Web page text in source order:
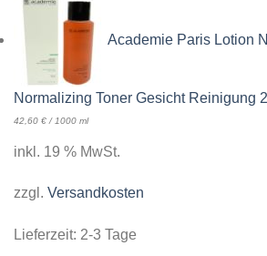
Academie Paris Lotion
Normalizing Toner Gesicht Reinigung
42,60 € / 1000 ml
inkl. 19 % MwSt.
zzgl. Versandkosten
Lieferzeit: 2-3 Tage